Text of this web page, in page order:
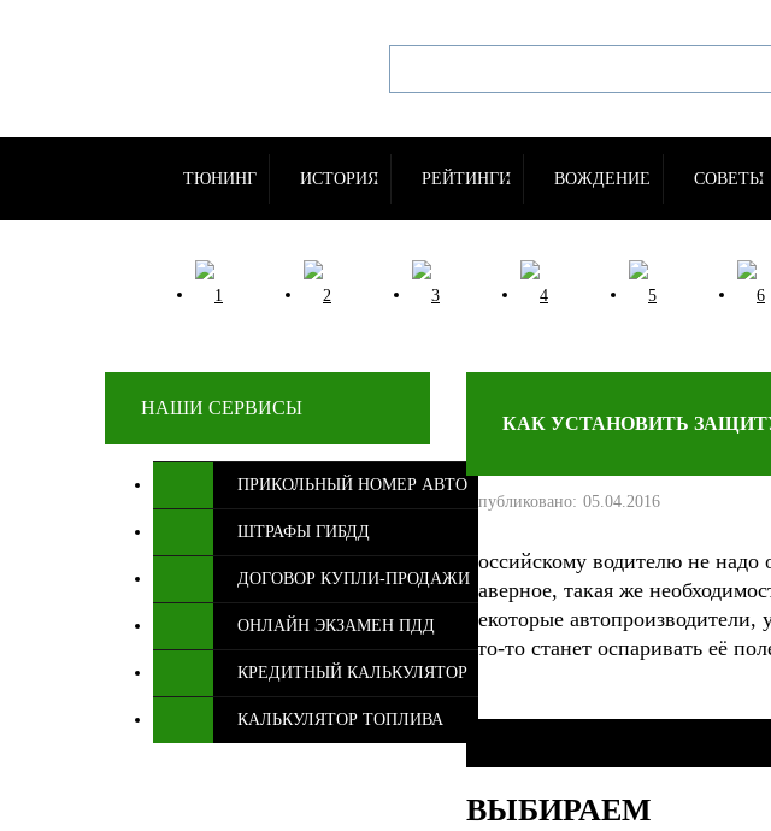
ТЮНИНГ ИСТОРИЯ РЕЙТИНГИ ВОЖДЕНИЕ СОВЕТЫ
НАШИ СЕРВИСЫ
ПРИКОЛЬНЫЙ НОМЕР АВТО
ШТРАФЫ ГИБДД
ДОГОВОР КУПЛИ-ПРОДАЖИ
ОНЛАЙН ЭКЗАМЕН ПДД
КРЕДИТНЫЙ КАЛЬКУЛЯТОР
КАЛЬКУЛЯТОР ТОПЛИВА
КАК УСТАНОВИТЬ
Опубликовано: 05.04.2016
Российскому водителю не надо
наверное, такая же
некоторые
кто-то станет оспаривать её
ВЫБИРАЕМ